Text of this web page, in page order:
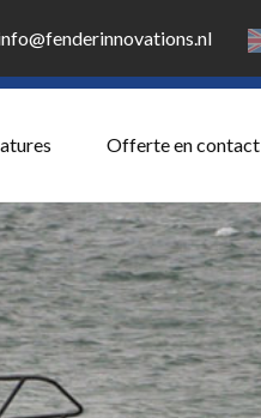
Offerte en contact